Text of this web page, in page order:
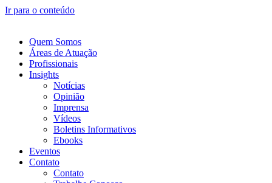
Ir para o conteúdo
Quem Somos
Áreas de Atuação
Profissionais
Insights
Notícias
Opinião
Imprensa
Vídeos
Boletins Informativos
Ebooks
Eventos
Contato
Contato